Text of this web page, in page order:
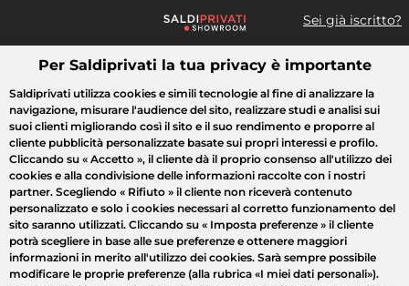
Sei già iscritto?
Cosa cerchi?
Tutte le vendite Moda Casa Bellezza Elettrodomestici
Per Saldiprivati la tua privacy è importante
Saldiprivati utilizza cookies e simili tecnologie al fine di analizzare la
navigazione, misurare l'audience del sito, realizzare studi e analisi sui
suoi clienti migliorando così il sito e il suo rendimento e proporre al
cliente pubblicità personalizzate basate sui propri interessi e profilo.
Cliccando su « Accetto », il cliente dà il proprio consenso all'utilizzo dei
cookies e alla condivisione delle informazioni raccolte con i nostri
partner. Scegliendo « Rifiuto » il cliente non riceverà contenuto
personalizzato e solo i cookies necessari al corretto funzionamento del
sito saranno utilizzati. Cliccando su « Imposta preferenze » il cliente
potrà scegliere in base alle sue preferenze e ottenere maggiori
informazioni in merito all'utilizzo dei cookies. Sarà sempre possibile
modificare le proprie preferenze (alla rubrica «I miei dati personali»).